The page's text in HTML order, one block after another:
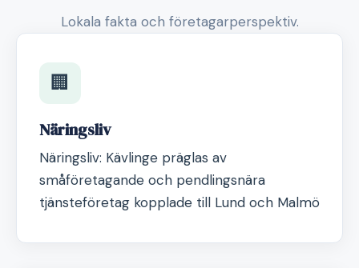
Lokala fakta och företagarperspektiv.
🏢
Näringsliv
Näringsliv: Kävlinge präglas av
småföretagande och pendlingsnära
tjänsteföretag kopplade till Lund och Malmö